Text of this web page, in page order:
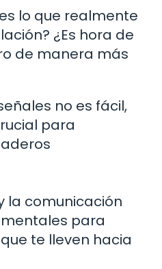
lo que realmente
¿Es hora de
de manera más
no es fácil,
para
la comunicación
para
te lleven hacia